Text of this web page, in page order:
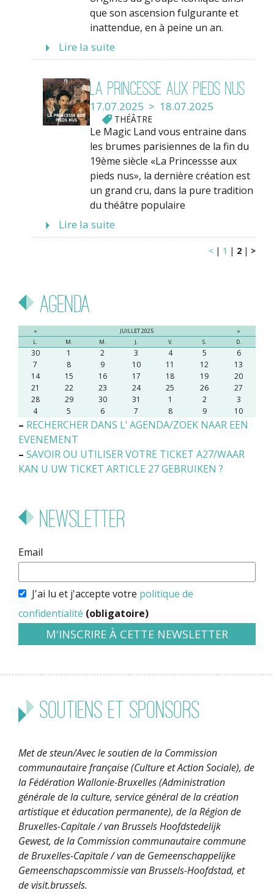
que son ascension fulgurante et
inattendue, en à peine un an.
Lire la suite
La Princesse aux pieds nus
17.07.2025 > 18.07.2025
THÉÂTRE
Le Magic Land vous entraine dans
les brumes parisiennes de la fin du
19ème siècle «La Princessse aux
pieds nus», la dernière création est
un grand cru, dans la pure tradition
du théâtre populaire
Lire la suite
< | 1 | 2 | >
Agenda
« JUILLET 2025
»
L.
M. M. J. V. S. D.
30 1 2 3 4 5
6
7
8 9 10 11 12
13
14
15 16 17 18 19
20
21
22 23 24 25 26
27
28
29 30 31 1 2
3
4
5 6 7 8 9 10
– RECHERCHER DANS L’ AGENDA/ZOEK NAAR EEN
EVENEMENT
– SAVOIR OU UTILISER VOTRE TICKET A27/WAAR
KAN U UW TICKET ARTICLE 27 GEBRUIKEN ?
Newsletter
Email
J'ai lu et j'accepte votre politique de
confidentialité (obligatoire)
Soutiens et sponsors
Met de steun/Avec le soutien de la Commission
communautaire française (Culture et Action Sociale), de
la Fédération Wallonie-Bruxelles (Administration
générale de la culture, service général de la création
artistique et éducation permanente), de la Région de
Bruxelles-Capitale / van Brussels Hoofdstedelijk
Gewest, de la Commission communautaire commune
de Bruxelles-Capitale / van de Gemeenschappelijke
Gemeenschapscommissie van Brussels-Hoofdstad, et
de visit.brussels.